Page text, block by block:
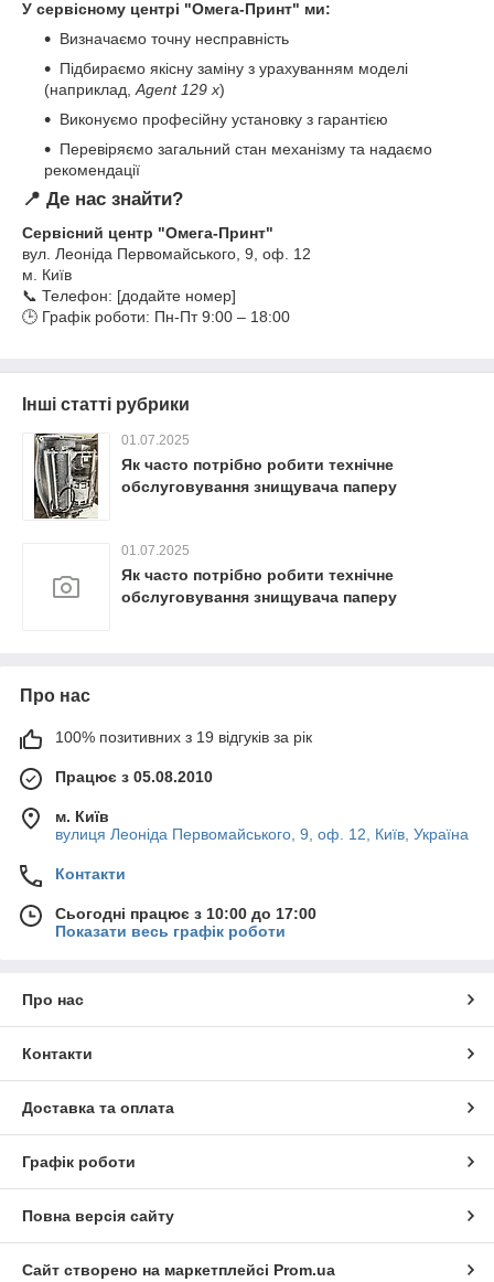
У сервісному центрі "Омега-Принт" ми:
Визначаємо точну несправність
Підбираємо якісну заміну з урахуванням моделі
(наприклад, Agent 129 x)
Виконуємо професійну установку з гарантією
Перевіряємо загальний стан механізму та надаємо
рекомендації
📍 Де нас знайти?
Сервісний центр "Омега-Принт"
вул. Леоніда Первомайського, 9, оф. 12
м. Київ
📞 Телефон: [додайте номер]
🕒 Графік роботи: Пн-Пт 9:00 – 18:00
Інші статті рубрики
01.07.2025
Як часто потрібно робити технічне
обслуговування знищувача паперу
01.07.2025
Як часто потрібно робити технічне
обслуговування знищувача паперу
Про нас
100% позитивних з 19 відгуків за рік
Працює з 05.08.2010
м. Київ
вулиця Леоніда Первомайського, 9, оф. 12, Київ, Україна
Контакти
Сьогодні працює з 10:00 до 17:00
Показати весь графік роботи
Про нас
Контакти
Доставка та оплата
Графік роботи
Повна версія сайту
Сайт створено на маркетплейсі Prom.ua